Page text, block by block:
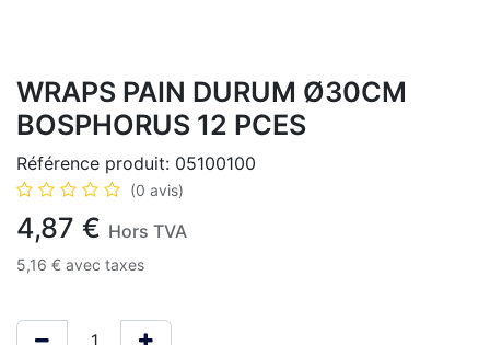
WRAPS PAIN DURUM Ø30CM
BOSPHORUS 12 PCES
Référence produit: 05100100
(0 avis)
4,87 € Hors TVA
5,16 € avec taxes